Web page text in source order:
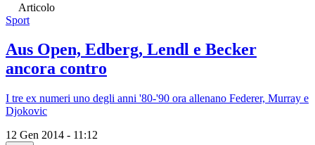
Articolo
Sport
Aus Open, Edberg, Lendl e Becker
ancora contro
I tre ex numeri uno degli anni '80-'90 ora allenano Federer, Murray e
Djokovic
12 Gen 2014 - 11:12